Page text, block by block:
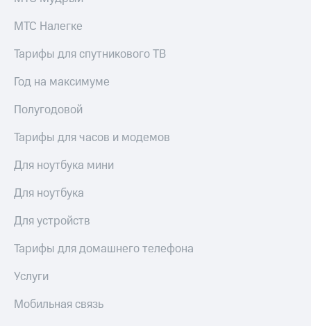
и не
только
и родителям
Здоровье
от МТС
Акции
Приложения
Музыка
Live
Гудок
Мой
приложения
Инвестиции
Получайте
доход
онлайн
Страхование
Покупка
онлайн
С картой
МТС Налегке
Тарифы для спутникового ТВ
Год на максимуме
Полугодовой
Тарифы для часов и модемов
Для ноутбука мини
Для ноутбука
Для устройств
Тарифы для домашнего телефона
Услуги
Мобильная связь